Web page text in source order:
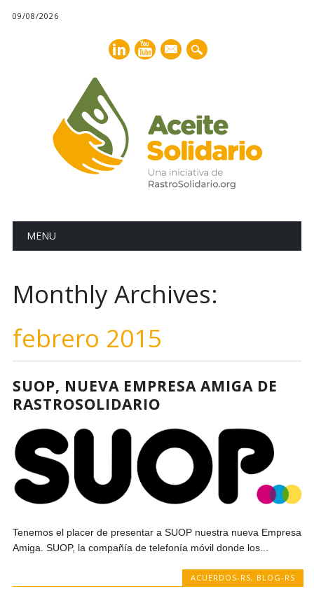
09/08/2026
mail
Main menu
MENU
Monthly Archives:
febrero 2015
SUOP, NUEVA EMPRESA AMIGA DE
RASTROSOLIDARIO
Tenemos el placer de presentar a SUOP nuestra nueva Empresa
Amiga. SUOP, la compañía de telefonía móvil donde los...
ACUERDOS-RS, BLOG-RS